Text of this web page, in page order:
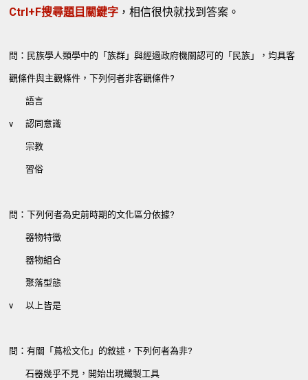
Ctrl+F搜尋題目 關鍵字 ，相信很快就找到答案。
問：民族學人類學中的「族群」與經過政府機關認可的「民族」，均具客
觀條件與主觀條件，下列何者非客觀條件?
語言
v 認同意識
宗教
習俗
問：下列何者為史前時期的文化區分依據?
器物特徵
器物組合
聚落型態
v 以上皆是
問：有關「蔦松文化」的敘述，下列何者為非?
石器幾乎不見，開始出現鐵製工具